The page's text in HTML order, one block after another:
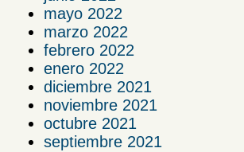
mayo 2022
marzo 2022
febrero 2022
enero 2022
diciembre 2021
noviembre 2021
octubre 2021
septiembre 2021